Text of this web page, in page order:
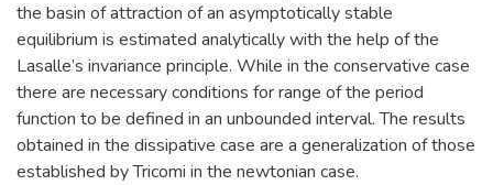
the basin of attraction of an asymptotically stable
equilibrium is estimated analytically with the help of the
Lasalle’s invariance principle. While in the conservative case
there are necessary conditions for range of the period
function to be defined in an unbounded interval. The results
obtained in the dissipative case are a generalization of those
established by Tricomi in the newtonian case.